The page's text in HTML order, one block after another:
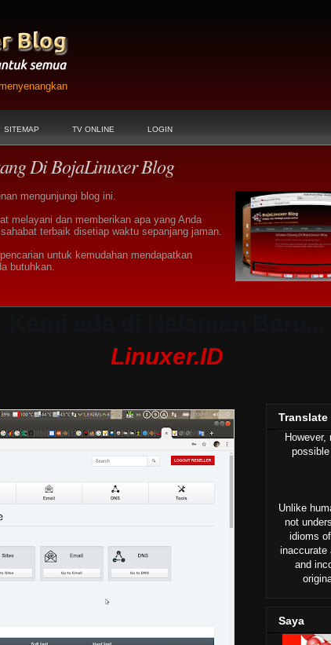
SITEMAP TV ONLINE LOGIN
Di BojaLinuxer Blog
mengunjungi blog ini.
melayani dan memberikan apa yang Anda
terbaik disetiap waktu sepanjang jaman.
untuk kemudahan mendapatkan
butuhkan.
Linuxer.ID
Translate
Unlike
not
idioms
inaccurate
and
Saya